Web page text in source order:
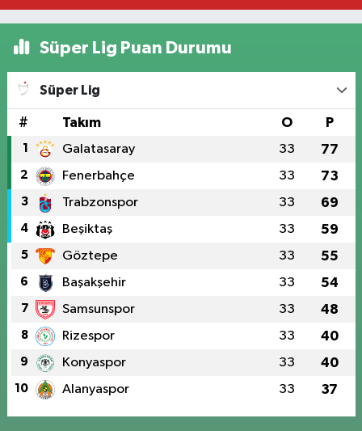
Süper Lig Puan Durumu
Süper Lig
# Takım O P
1 Galatasaray 33 77
2 Fenerbahçe 33 73
3 Trabzonspor 33 69
4 Beşiktaş 33 59
5 Göztepe 33 55
6 Başakşehir 33 54
7 Samsunspor 33 48
8 Rizespor 33 40
9 Konyaspor 33 40
10 Alanyaspor 33 37